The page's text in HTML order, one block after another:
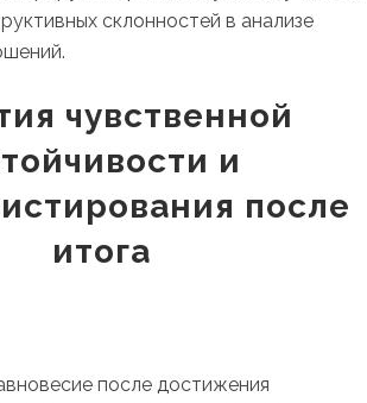
склонностей в анализе
чувственной
и
после
итога
после достижения